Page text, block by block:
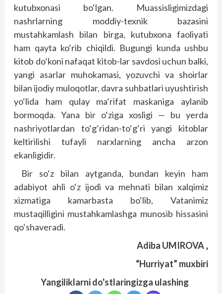
kutubxonasi bo‘lgan. Muassisligimizdagi
nashrlarning moddiy-texnik bazasini
mustahkamlash bilan birga, kutubxona faoliyati
ham qayta ko‘rib chiqildi. Bugungi kunda ushbu
kitob do‘koni nafaqat kitob-lar savdosi uchun balki,
yangi asarlar muhokamasi, yozuvchi va shoirlar
bilan ijodiy muloqotlar, davra suhbatlari uyushtirish
yo‘lida ham qulay ma’rifat maskaniga aylanib
bormoqda. Yana bir o‘ziga xosligi — bu yerda
nashriyotlardan to‘g‘ridan-to‘g‘ri yangi kitoblar
keltirilishi tufayli narxlarning ancha arzon
ekanligidir.
Bir so‘z bilan aytganda, bundan keyin ham
adabiyot ahli o‘z ijodi va mehnati bilan xalqimiz
xizmatiga kamarbasta bo‘lib, Vatanimiz
mustaqilligini mustahkamlashga munosib hissasini
qo‘shaveradi.
Adiba UMIROVA ‚
“Hurriyat” muxbiri
Yangiliklarni do'stlaringizga ulashing